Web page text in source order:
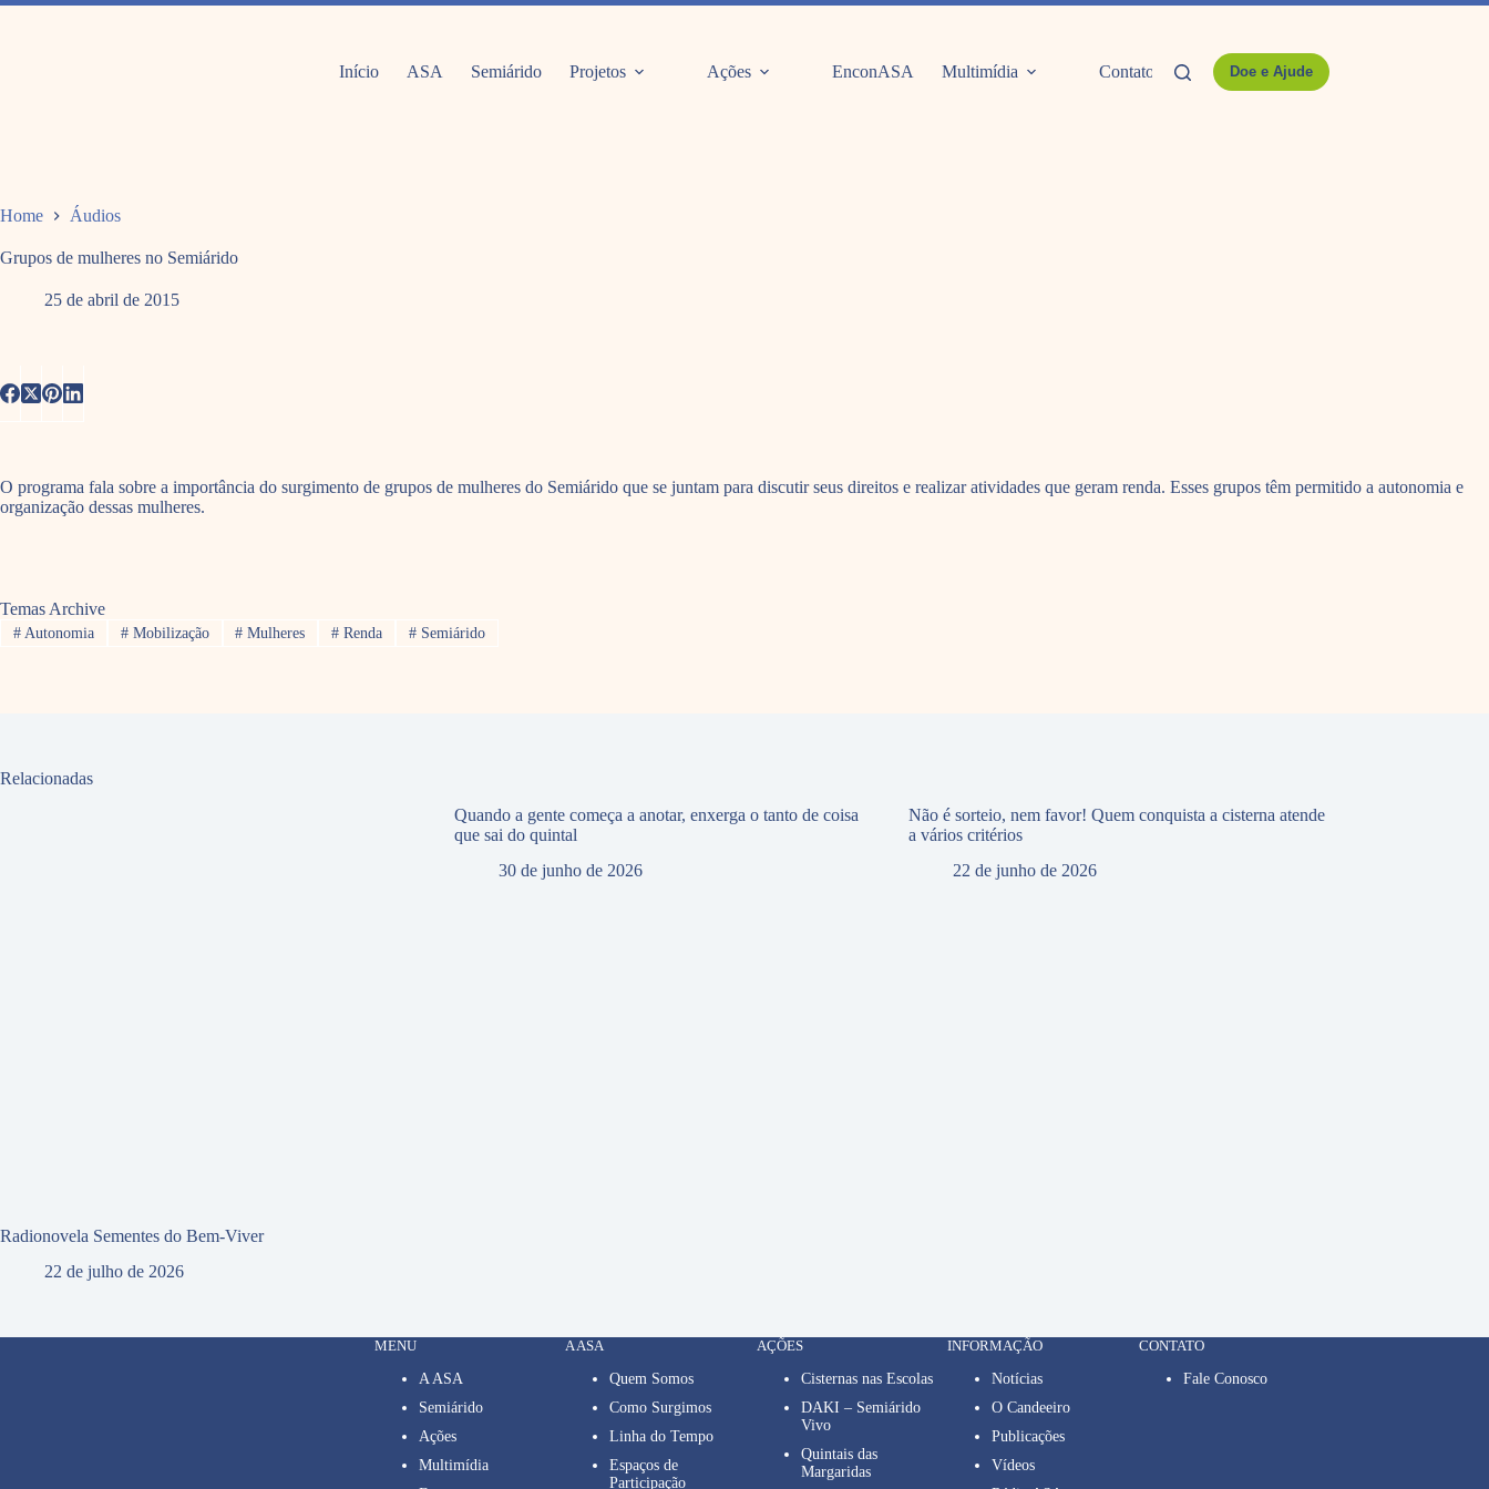
Pular
Início ASA Semiárido Projetos Ações EnconASA Multimídia Contato Doe e Ajude
Home Áudios
Grupos de mulheres no Semiárido
25 de abril de 2015
O programa fala sobre a importância do surgimento de grupos de mulheres do Semiárido que se juntam para discutir seus direitos e realizar atividades que geram renda. Esses grupos têm permitido a autonomia e
organização dessas mulheres.
Temas Archive
#Autonomia #Mobilização # Mulheres # Renda # Semiárido
Relacionadas
Radionovela Sementes do Bem-Viver
22 de julho de 2026
Quando a gente começa a anotar, enxerga o tanto de coisa
que sai do quintal
30 de junho de 2026
Não é sorteio, nem favor! Quem conquista a cisterna atende
a vários critérios
22 de junho de 2026
MENU
A ASA
Semiárido
Ações
Multimídia
A ASA
Quem Somos
Como Surgimos
Linha do Tempo
Espaços de
Participação
AÇÕES
Cisternas nas Escolas
DAKI – Semiárido
Vivo
Quintais das
Margaridas
INFORMAÇÃO
Notícias
O Candeeiro
Publicações
Vídeos
CONTATO
Fale Conosco